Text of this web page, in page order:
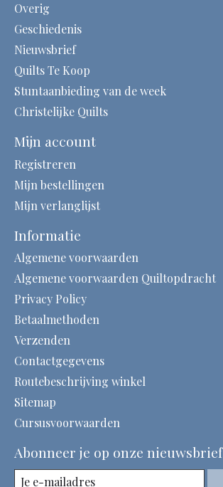
Overig
Geschiedenis
Nieuwsbrief
Quilts Te Koop
Stuntaanbieding van de week
Christelijke Quilts
Mijn account
Registreren
Mijn bestellingen
Mijn verlanglijst
Informatie
Algemene voorwaarden
Algemene voorwaarden Quiltopdracht
Privacy Policy
Betaalmethoden
Verzenden
Contactgegevens
Routebeschrijving winkel
Sitemap
Cursusvoorwaarden
Abonneer je op onze nieuwsbrief